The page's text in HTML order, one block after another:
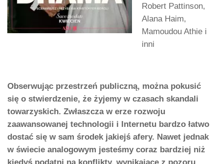
Robert Pattinson,
Alana Haim,
Mamoudou Athie i
inni
Obserwując przestrzeń publiczną, można pokusić
się o stwierdzenie, że żyjemy w czasach skandali
towarzyskich. Zwłaszcza w erze rozwoju
zaawansowanej technologii i Internetu bardzo łatwo
dostać się w sam środek jakiejś afery. Nawet jednak
w świecie analogowym jesteśmy coraz bardziej niż